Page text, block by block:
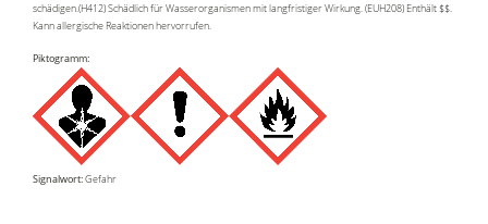
schädigen.(H412) Schädlich für Wasserorganismen mit langfristiger Wirkung. (EUH208) Enthält $$.
Kann allergische Reaktionen hervorrufen.
Piktogramm:
Signalwort:Gefahr